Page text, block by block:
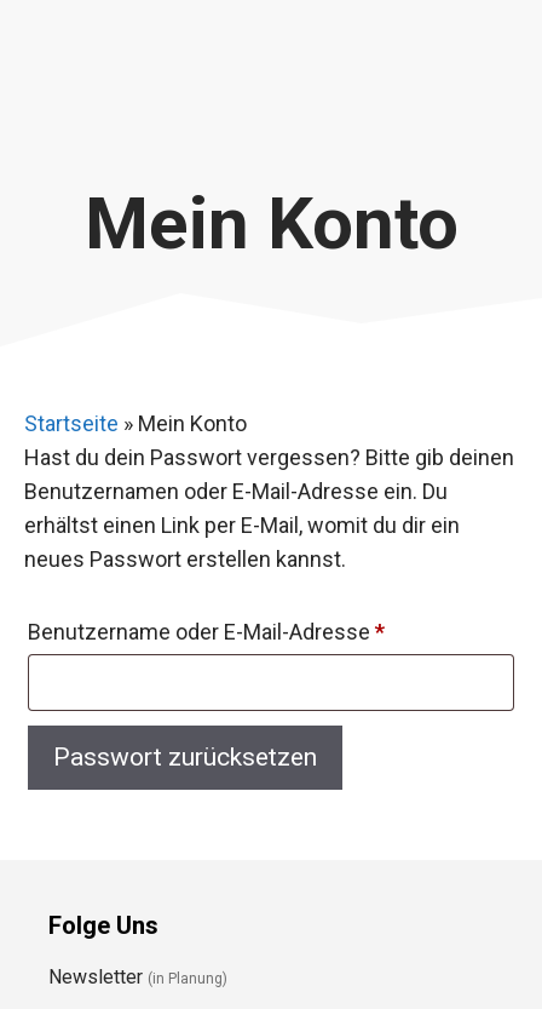
Mein Konto
Startseite » Mein Konto
Hast du dein Passwort vergessen? Bitte gib deinen
Benutzernamen oder E-Mail-Adresse ein. Du
erhältst einen Link per E-Mail, womit du dir ein
neues Passwort erstellen kannst.
Benutzername oder E-Mail-Adresse *Erforderlich
Passwort zurücksetzen
Folge Uns
Newsletter (in Planung)